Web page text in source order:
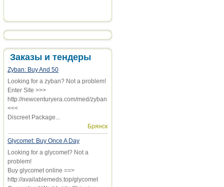
Заказы и тендеры
Zyban: Buy And 50
Looking for a zyban? Not a problem!
Enter Site >>>
http://newcenturyera.com/med/zyban
<<<
Discreet Package...
Брянск
Glycomet: Buy Once A Day
Looking for a glycomet? Not a
problem!
Buy glycomet online ==>
http://availablemeds.top/glycomet